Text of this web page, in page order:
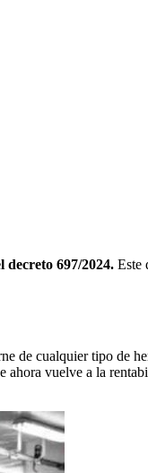
decreto 697/2024. Este
de cualquier tipo de
vuelve a la